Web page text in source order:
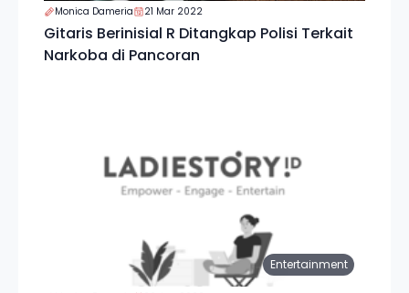
Monica Dameria 21 Mar 2022
Gitaris Berinisial R Ditangkap Polisi Terkait
Narkoba di Pancoran
Entertainment